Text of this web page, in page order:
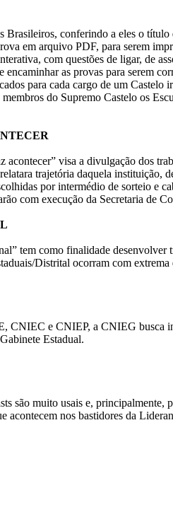
Brasileiros, conferindo a eles o
em arquivo PDF, para serem
com questões de ligar, de
encaminhar as provas para serem
para cada cargo de um
do Supremo Castelo os
acontecer” visa a divulgação dos
trajetória daquela instituição,
por intermédio de sorteio e
com execução da Secretaria de
tem como finalidade desenvolver
Distrital ocorram com
CNIEC e CNIEP, a CNIEG busca
Estadual.
são muito usais e,
acontecem nos bastidores da